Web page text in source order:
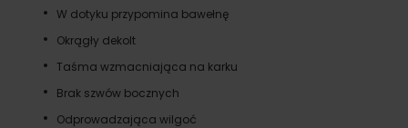
W dotyku przypomina bawełnę
Okrągły dekolt
Taśma wzmacniająca na karku
Brak szwów bocznych
Odprowadzająca wilgoć